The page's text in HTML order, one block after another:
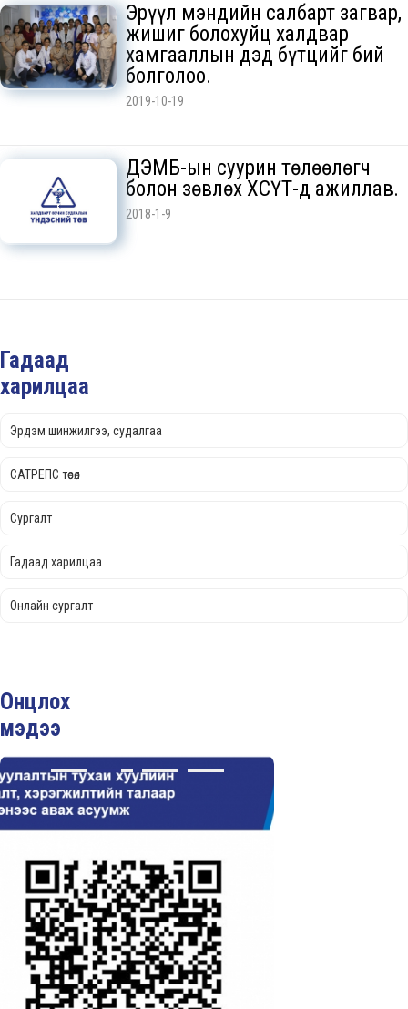
Эрүүл мэндийн салбарт загвар,
жишиг болохуйц халдвар
хамгааллын дэд бүтцийг бий
болголоо.
2019-10-19
ДЭМБ-ын суурин төлөөлөгч
болон зөвлөх ХӨСҮТ-д ажиллав.
2018-1-9
Гадаад
харилцаа
Эрдэм шинжилгээ, судалгаа
САТРЕПС төсөл
Cургалт
Гадаад харилцаа
Онлайн сургалт
Онцлох
мэдээ